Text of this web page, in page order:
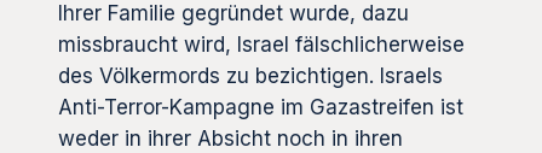
Ihrer Familie gegründet wurde, dazu
missbraucht wird, Israel fälschlicherweise
des Völkermords zu bezichtigen. Israels
Anti-Terror-Kampagne im Gazastreifen ist
weder in ihrer Absicht noch in ihren